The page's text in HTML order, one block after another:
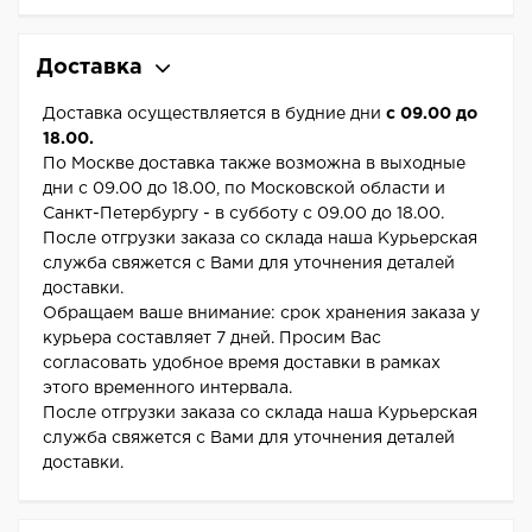
Доставка
Доставка осуществляется в будние дни с 09.00 до
18.00.
По Москве доставка также возможна в выходные
дни с 09.00 до 18.00, по Московской области и
Санкт-Петербургу - в субботу с 09.00 до 18.00.
После отгрузки заказа со склада наша Курьерская
служба свяжется с Вами для уточнения деталей
доставки.
Обращаем ваше внимание: срок хранения заказа у
курьера составляет 7 дней. Просим Вас
согласовать удобное время доставки в рамках
этого временного интервала.
После отгрузки заказа со склада наша Курьерская
служба свяжется с Вами для уточнения деталей
доставки.